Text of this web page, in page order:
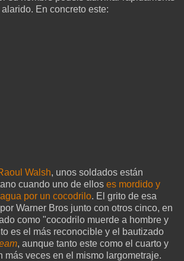
En concreto este:
Walsh, unos soldados están
cuando uno de ellos es mordido y
por un cocodrilo. El grito de esa
Warner Bros junto con otros cinco, en
como "cocodrilo muerde a hombre y
es el más reconocible y el bautizado
, aunque tanto este como el cuarto y
más veces en el mismo largometraje.